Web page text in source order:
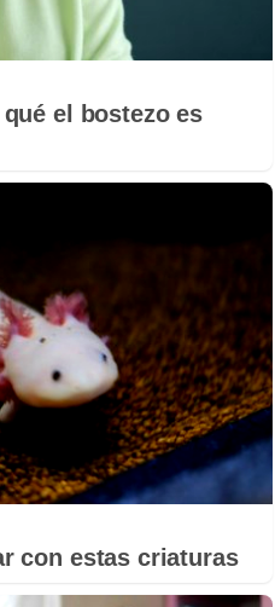
el bostezo es
con estas criaturas